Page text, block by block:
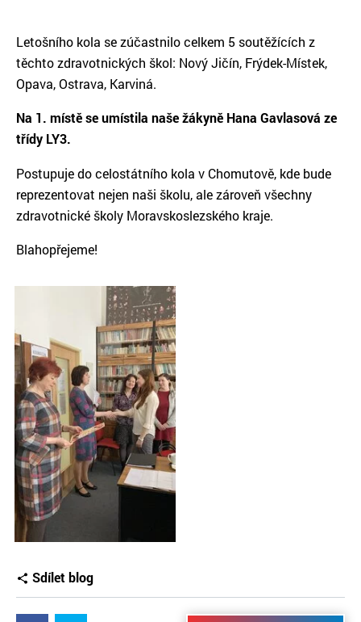
Letošního kola se zúčastnilo celkem 5 soutěžících z
těchto zdravotnických škol: Nový Jičín, Frýdek-Místek,
Opava, Ostrava, Karviná.
Na 1. místě se umístila naše žákyně Hana Gavlasová ze
třídy LY3.
Postupuje do celostátního kola v Chomutově, kde bude
reprezentovat nejen naši školu, ale zároveň všechny
zdravotnické školy Moravskoslezského kraje.
Blahopřejeme!
Sdílet blog